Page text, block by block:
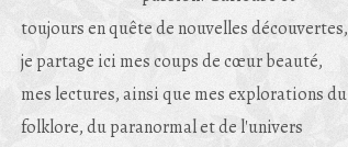
toujours en quête de nouvelles découvertes,
je partage ici mes coups de cœur beauté,
mes lectures, ainsi que mes explorations du
folklore, du paranormal et de l'univers